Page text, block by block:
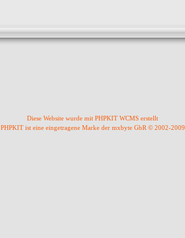
Diese Website wurde mit PHPKIT WCMS erstellt
PHPKIT ist eine eingetragene Marke der mxbyte GbR © 2002-2009